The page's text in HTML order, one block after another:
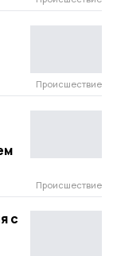
Происшествие
Происшествие
с